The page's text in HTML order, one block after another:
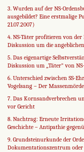
3. Wurden auf der NS-
ausgebildet? Eine erstmalige
21.07.2007)
4. NS-Täter profitieren von
Diskussion um die
5. Das eigenartige
Diskussion um „Täter" von
6. Unterschied zwischen SS-
Vogelsang – Der
7. Das Kornsandverbrechen
vor Gericht
8. Nachtrag: Erneute
Geschichte – Antipathie
9. Grundsteinurkunde der
Dokumentationszentrum